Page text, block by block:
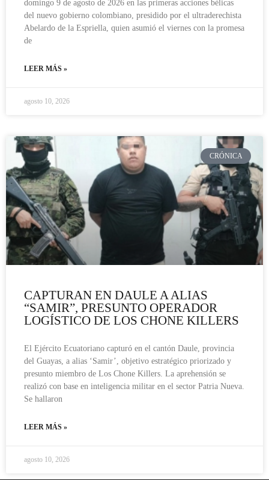
domingo 9 de agosto de 2026 en las primeras acciones bélicas
del nuevo gobierno colombiano, presidido por el ultraderechista
Abelardo de la Espriella, quien asumió el viernes con la promesa
de
LEER MÁS »
agosto 10, 2026
CRÓNICA
CAPTURAN EN DAULE A ALIAS
“SAMIR”, PRESUNTO OPERADOR
LOGÍSTICO DE LOS CHONE KILLERS
El Ejército Ecuatoriano capturó en el cantón Daule, provincia
del Guayas, a alias ‘Samir’, objetivo estratégico priorizado y
presunto miembro de Los Chone Killers. La aprehensión se
realizó con base en inteligencia militar en el sector Patria Nueva.
Se hallaron
LEER MÁS »
agosto 10, 2026